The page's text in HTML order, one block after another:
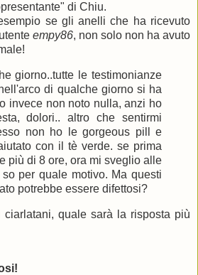
di Chiu.
se gli anelli che ha ricevuto
empy86, non solo non ha avuto
giorno..tutte le testimonianze
di qualche giorno si ha
invece non noto nulla, anzi ho
dolori.. altro che sentirmi
non ho le gorgeous pill e
con il tè verde. se prima
più di 8 ore, ora mi sveglio alle
per quale motivo. Ma questi
potrebbe essere difettosi?
ciarlatani, quale sarà la risposta più